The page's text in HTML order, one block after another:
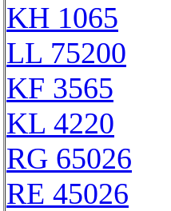
KH 1065
LL 75200
KF 3565
KL 4220
RG 65026
RE 45026